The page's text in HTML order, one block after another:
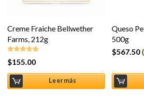
Creme Fraiche Bellwether
Farms, 212g
Valorado en
$155.00
Leer más
Queso
500g
$567.50